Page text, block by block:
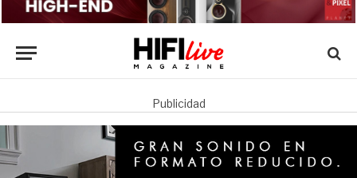
Publicidad